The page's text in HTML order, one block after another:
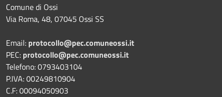
Comune di Ossi
Via Roma, 48, 07045 Ossi SS
Email: protocollo@pec.comuneossi.it
PEC: protocollo@pec.comuneossi.it
Telefono: 0793403104
P.IVA: 00249810904
C.F: 00094050903